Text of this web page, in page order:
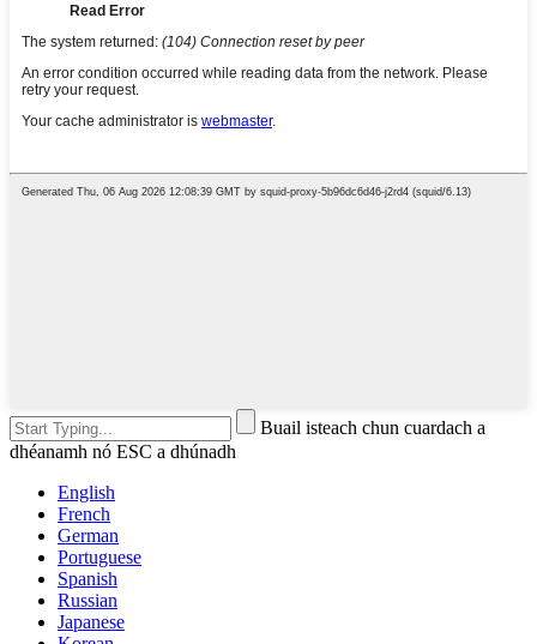
Buail isteach chun cuardach a
dhéanamh nó ESC a dhúnadh
English
French
German
Portuguese
Spanish
Russian
Japanese